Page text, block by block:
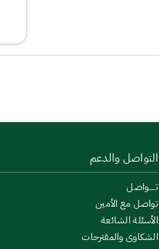
التواصل والدعم
تــــواصل
تواصل مع الأمين
الأسئلة الشائعة
الشكاوى والمقترحات